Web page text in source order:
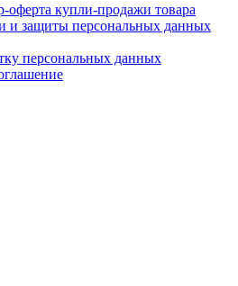
купли-продажи товара
и защиты персональных данных
персональных данных